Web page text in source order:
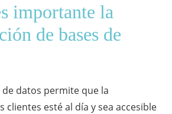
importante la
de bases de
datos permite que la
clientes esté al día y sea accesible